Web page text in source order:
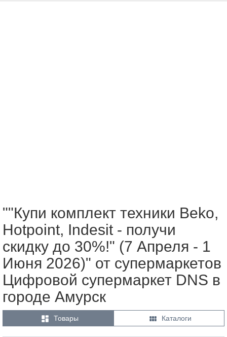
""Купи комплект техники Beko,
Hotpoint, Indesit - получи
скидку до 30%!" (7 Апреля - 1
Июня 2026)" от супермаркетов
Цифровой супермаркет DNS в
городе Амурск
 Товары  Каталоги